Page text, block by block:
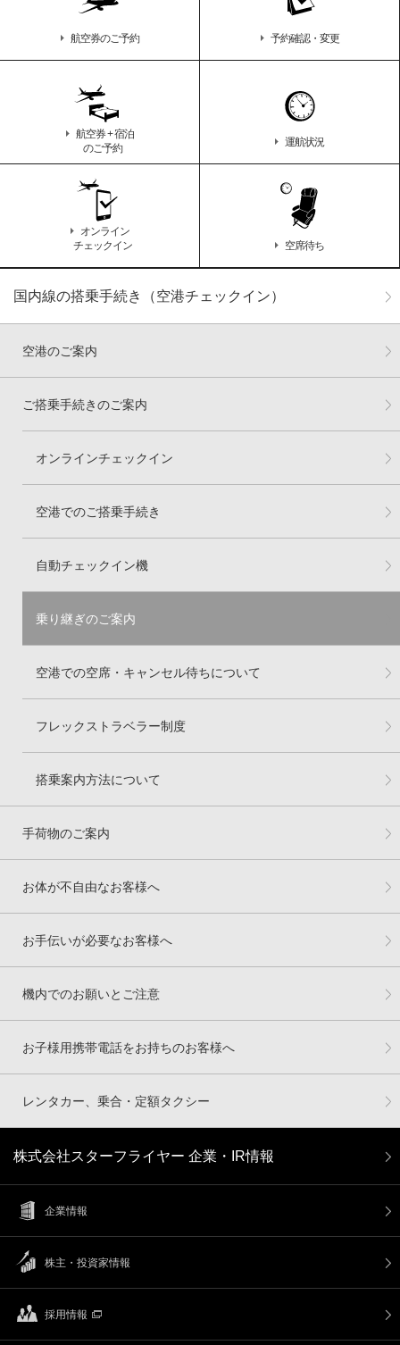
国内線の搭乗手続き（空港チェックイン）
空港のご案内
ご搭乗手続きのご案内
オンラインチェックイン
空港でのご搭乗手続き
自動チェックイン機
乗り継ぎのご案内
空港での空席・キャンセル待ちについて
フレックストラベラー制度
搭乗案内方法について
手荷物のご案内
お体が不自由なお客様へ
お手伝いが必要なお客様へ
機内でのお願いとご注意
お子様用携帯電話をお持ちのお客様へ
レンタカー、乗合・定額タクシー
航空券のご予約 予約確認・変更
航空券 + 宿泊
のご予約
運航状況
オンライン
チェックイン
空席待ち
株式会社スターフライヤー 企業・IR情報
企業情報
株主・投資家情報
採用情報